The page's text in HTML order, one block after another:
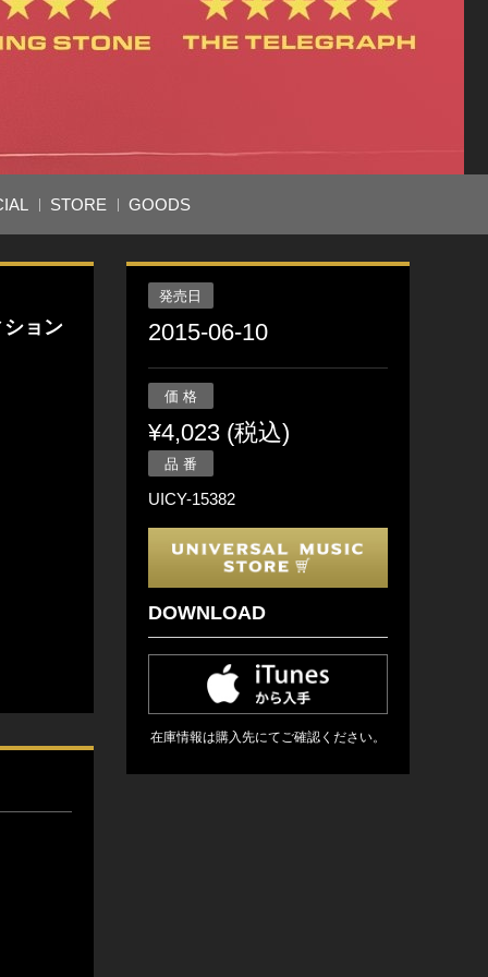
STORE GOODS
ョン
発売日
2015-06-10
価 格
¥4,023 (税込)
品 番
UICY-15382
DOWNLOAD
在庫情報は購入先にてご確認ください。